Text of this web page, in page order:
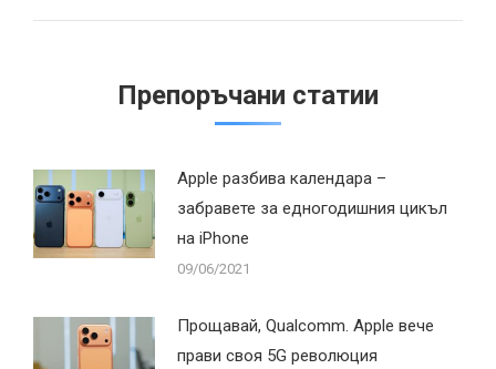
Препоръчани статии
Apple разбива календара –
забравете за едногодишния цикъл
на iPhone
09/06/2021
Прощавай, Qualcomm. Apple вече
прави своя 5G революция